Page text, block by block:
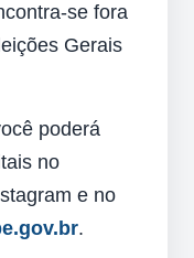
se fora
Gerais
poderá
no
e no
.